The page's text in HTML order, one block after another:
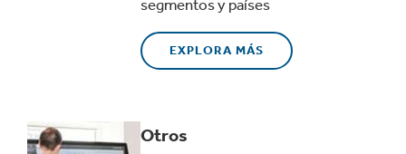
segmentos y países
EXPLORA MÁS
Otros